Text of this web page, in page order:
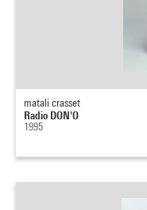
matali crasset
Radio DON'O
1995